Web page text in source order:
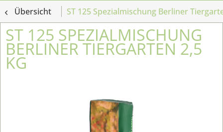
Übersicht ST 125 Spezialmischung Berliner
ST 125 SPEZIALMISCHUNG
BERLINER TIERGARTEN 2,5
KG